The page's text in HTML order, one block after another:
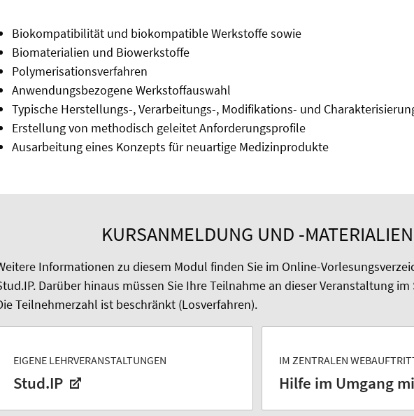
Biokompatibilität und biokompatible Werkstoffe sowie
Biomaterialien und Biowerkstoffe
Polymerisationsverfahren
Anwendungsbezogene Werkstoffauswahl
Typische Herstellungs-, Verarbeitungs-, Modifikations- und
Erstellung von methodisch geleitet Anforderungsprofile
Ausarbeitung eines Konzepts für neuartige Medizinprodukte
KURSANMELDUNG UND -MATERIALIEN
Informationen zu diesem Modul finden Sie im Online-
Darüber hinaus müssen Sie Ihre Teilnahme an dieser Veranstaltung
Teilnehmerzahl ist beschränkt (Losverfahren).
EIGENE LEHRVERANSTALTUNGEN
Stud.IP
IM ZENTRALEN
Hilfe im Umgang